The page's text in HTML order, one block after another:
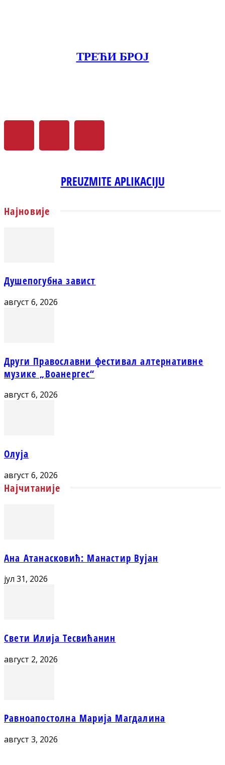
ТРЕЋИ БРОЈ
PREUZMITE APLIKACIJU
Најновије
Душепогубна завист
август 6, 2026
Други Православни фестивал алтернативне
музике „Воанергес“
август 6, 2026
Олуја
август 6, 2026
Најчитаније
Ана Атанасковић: Манастир Вујан
јул 31, 2026
Свети Илија Тесвићанин
август 2, 2026
Равноапостолна Марија Магдалина
август 3, 2026